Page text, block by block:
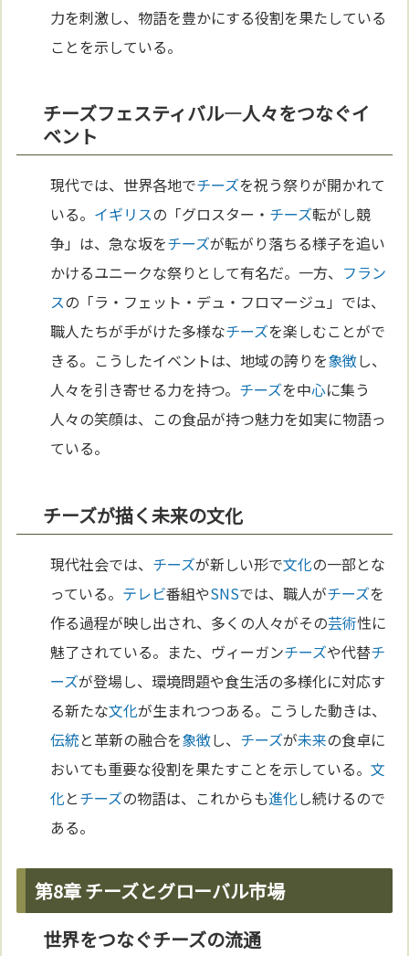
力を刺激し、物語を豊かにする役割を果たしている
ことを示している。
チーズフェスティバル―人々をつなぐイ
ベント
現代では、世界各地でチーズを祝う祭りが開かれて
いる。 イギリスの「グロスター・ チーズ転がし競
争」は、急な坂をチーズが転がり落ちる様子を追い
かけるユニークな祭りとして有名だ。一方、 フラン
スの「ラ・フェット・デュ・フロマージュ」では、
職人たちが手がけた多様なチーズを楽しむことがで
きる。こうしたイベントは、地域の誇りを象徴し、
人々を引き寄せる力を持つ。 チーズを中心に集う
人々の笑顔は、この食品が持つ魅力を如実に物語っ
ている。
チーズが描く未来の文化
現代社会では、 チーズが新しい形で文化の一部とな
っている。 テレビ番組やSNSでは、職人がチーズを
作る過程が映し出され、多くの人々がその芸術性に
魅了されている。また、ヴィーガンチーズや代替チ
ーズが登場し、環境問題や食生活の多様化に対応す
る新たな文化が生まれつつある。こうした動きは、
伝統と革新の融合を象徴し、 チーズが未来の食卓に
おいても重要な役割を果たすことを示している。文
化とチーズの物語は、これからも進化し続けるので
ある。
第8章 チーズとグローバル市場
世界をつなぐチーズの流通